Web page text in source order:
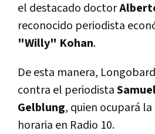
el destacado doctor
reconocido periodista
"Willy" Kohan.
De esta manera,
contra el periodista
Gelblung, quien ocupará
horaria en Radio 10.